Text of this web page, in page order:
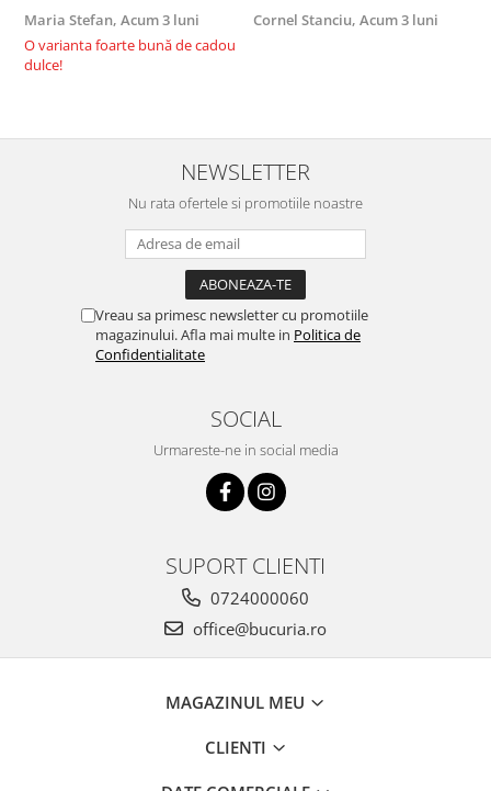
Maria Stefan, Acum 3 luni
O varianta foarte bună de cadou
dulce!
Cornel Stanciu, Acum 3 luni
NEWSLETTER
Nu rata ofertele si promotiile noastre
Vreau sa primesc newsletter cu promotiile
magazinului. Afla mai multe in Politica de
Confidentialitate
SOCIAL
Urmareste-ne in social media
SUPORT CLIENTI
0724000060
office@bucuria.ro
MAGAZINUL MEU
CLIENTI